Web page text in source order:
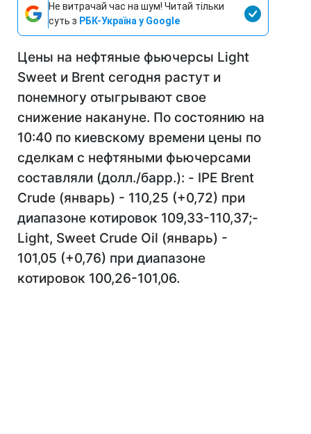
Не витрачай час на шум! Читай тільки
суть з РБК-Україна у Google
Цены на нефтяные фьючерсы Light
Sweet и Brent сегодня растут и
понемногу отыгрывают свое
снижение накануне. По состоянию на
10:40 по киевскому времени цены по
сделкам с нефтяными фьючерсами
составляли (долл./барр.): - IPE Brent
Crude (январь) - 110,25 (+0,72) при
диапазоне котировок 109,33-110,37;-
Light, Sweet Crude Oil (январь) -
101,05 (+0,76) при диапазоне
котировок 100,26-101,06.